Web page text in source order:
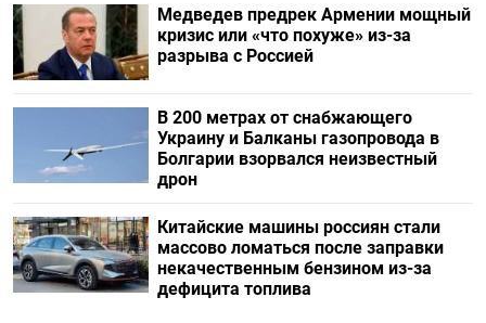
Медведев предрек Армении мощный
кризис или «что похуже» из-за
разрыва с Россией
В 200 метрах от снабжающего
Украину и Балканы газопровода в
Болгарии взорвался неизвестный
дрон
Китайские машины россиян стали
массово ломаться после заправки
некачественным бензином из-за
дефицита топлива